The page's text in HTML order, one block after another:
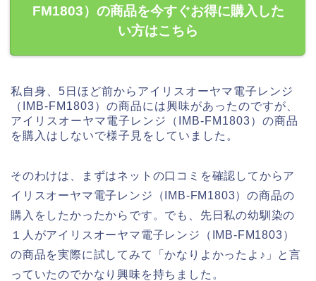
FM1803）の商品を今すぐお得に購入した
い方はこちら
私自身、5日ほど前からアイリスオーヤマ電子レンジ
（IMB-FM1803）の商品には興味があったのですが、
アイリスオーヤマ電子レンジ（IMB-FM1803）の商品
を購入はしないで様子見をしていました。
そのわけは、まずはネットの口コミを確認してからア
イリスオーヤマ電子レンジ（IMB-FM1803）の商品の
購入をしたかったからです。でも、先日私の幼馴染の
１人がアイリスオーヤマ電子レンジ（IMB-FM1803）
の商品を実際に試してみて「かなりよかったよ♪」と言
っていたのでかなり興味を持ちました。